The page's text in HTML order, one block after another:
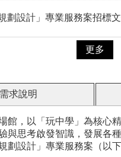
劃設計」專業服務案招標
更多
需求說明
館，以「玩中學」為核心
與思考啟發智識，發展各
設計」專業服務案（以下